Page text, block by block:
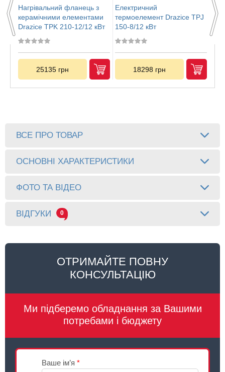
Нагрівальний фланець з
керамічними елементами
Drazice TPK 210-12/12 кВт
25135 грн
Електричний
термоелемент Drazice TPJ
150-8/12 кВт
18298 грн
ВСЕ ПРО ТОВАР
ОСНОВНІ ХАРАКТЕРИСТИКИ
ФОТО ТА ВІДЕО
ВІДГУКИ 0
ОТРИМАЙТЕ ПОВНУ
КОНСУЛЬТАЦІЮ
Ми підберемо обладнання за Вашими
потребами і бюджету
Ваше ім’я *